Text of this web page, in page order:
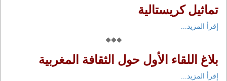
تماثيل كريستالية
إقرأ المزيد...
بلاغ اللقاء الأول حول الثقافة المغربية
إقرأ المزيد...